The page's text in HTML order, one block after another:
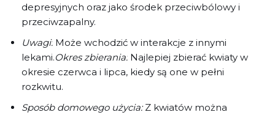
depresyjnych oraz jako środek przeciwbólowy i
przeciwzapalny.
Uwagi: Może wchodzić w interakcje z innymi
lekami.Okres zbierania: Najlepiej zbierać kwiaty w
okresie czerwca i lipca, kiedy są one w pełni
rozkwitu.
Sposób domowego użycia:Z kwiatów można